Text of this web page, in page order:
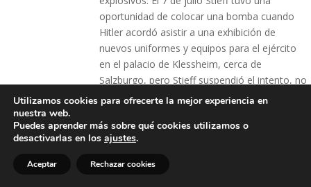
oportunidad de colocar una bomba cuando
Hitler acordó asistir a una exhibición de
nuevos uniformes y equipos para el ejército
en el palacio de Klessheim, cerca de
Salzburgo, pero Stieff suspendió el intento, no
esta claro si por cobardía o porque Göring y
El 9 de julio, un primo de von Stauffenberg, el
visitado a Rommel en La Roche-Guyon. En el
Utilizamos cookies para ofrecerte la mejor experiencia en
nuestra web.
Puedes aprender más sobre qué cookies utilizamos o
desactivarlas en los ajustes.
Aceptar Rechazar cookies